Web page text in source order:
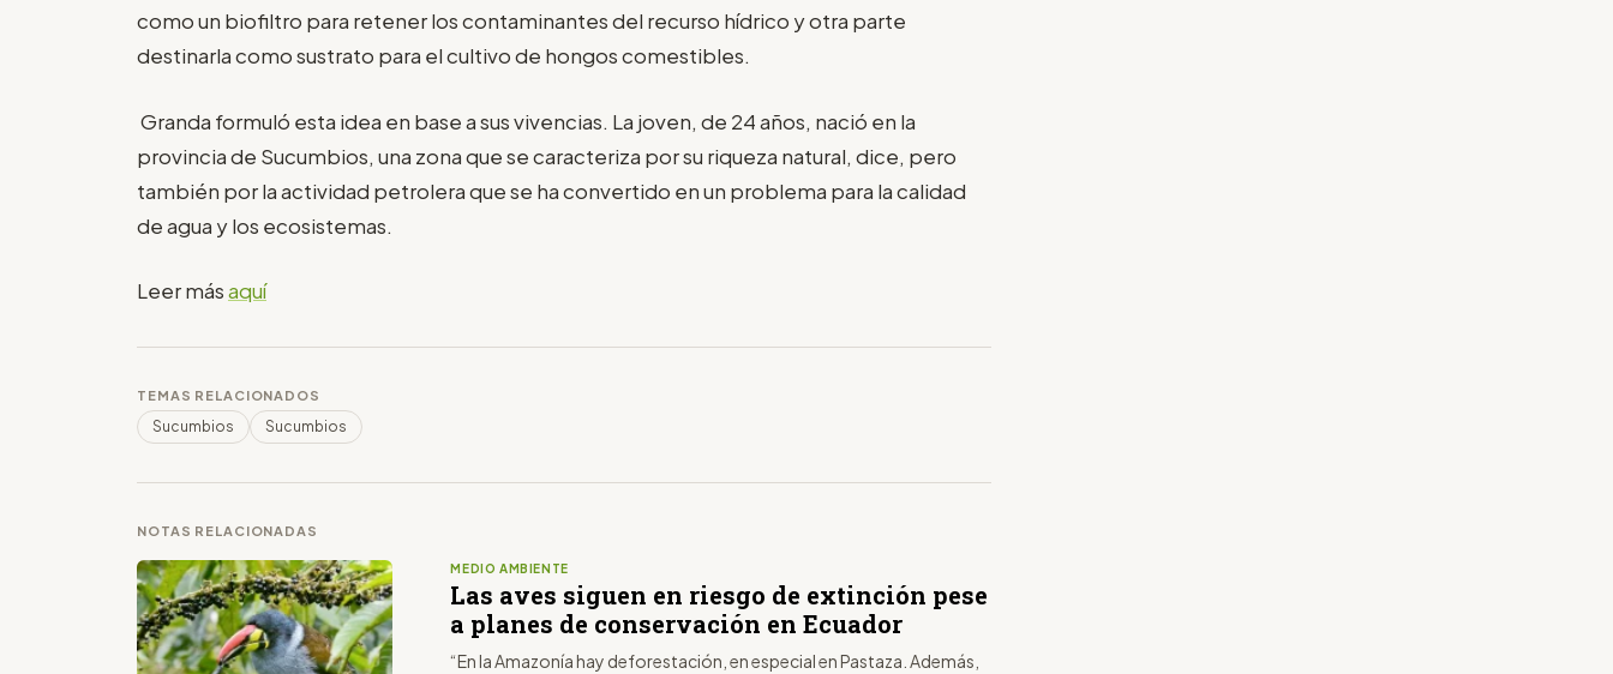
como un biofiltro para retener los contaminantes del recurso hídrico y otra parte
destinarla como sustrato para el cultivo de hongos comestibles.
Granda formuló esta idea en base a sus vivencias. La joven, de 24 años, nació en la
provincia de Sucumbios, una zona que se caracteriza por su riqueza natural, dice, pero
también por la actividad petrolera que se ha convertido en un problema para la calidad
de agua y los ecosistemas.
Leer másaquí
TEMAS RELACIONADOS
Sucumbios Sucumbios
NOTAS RELACIONADAS
MEDIO AMBIENTE
Las aves siguen en riesgo de extinción pese
a planes de conservación en Ecuador
“En la Amazonía hay deforestación, en especial en Pastaza. Además,